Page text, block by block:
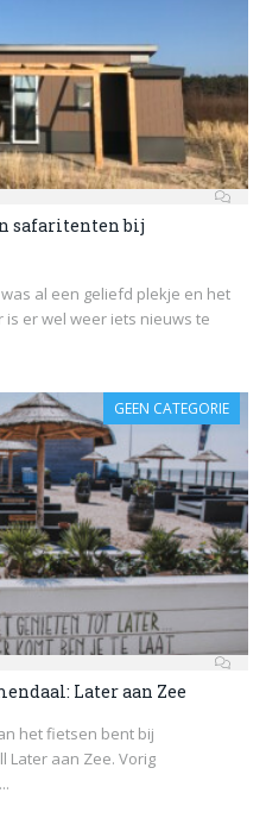
safaritenten bij
al een geliefd plekje en het
er wel weer iets nieuws te
GEEN CATEGORIE
Later aan Zee
het fietsen bent bij
Later aan Zee. Vorig